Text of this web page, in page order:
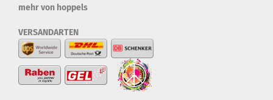
mehr von hoppels
VERSANDARTEN